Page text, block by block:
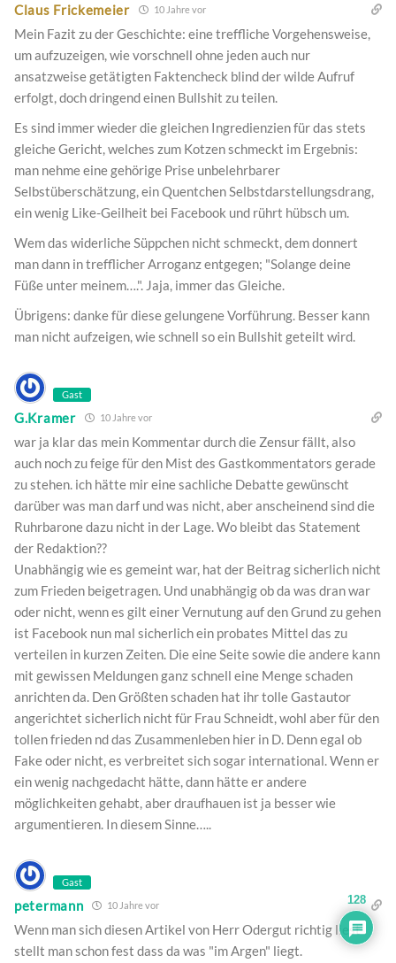
Claus Frickemeier 10 Jahre vor
Mein Fazit zu der Geschichte: eine treffliche Vorgehensweise,
um aufzuzeigen, wie vorschnell ohne jeden auch nur
ansatzweise getätigten Faktencheck blind der wilde Aufruf
erfolgt, doch dringend einen Bullshit zu teilen.
Es sind immer wieder die gleichen Ingredienzien für das stets
gleiche Gericht, welches zum Kotzen schmeckt im Ergebnis:
man nehme eine gehörige Prise unbelehrbarer
Selbstüberschätzung, ein Quentchen Selbstdarstellungsdrang,
ein wenig Like-Geilheit bei Facebook und rührt hübsch um.
Wem das widerliche Süppchen nicht schmeckt, dem donnert
man dann in trefflicher Arroganz entgegen; "Solange deine
Füße unter meinem….". Jaja, immer das Gleiche.
Übrigens: danke für diese gelungene Vorführung. Besser kann
man nicht aufzeigen, wie schnell so ein Bullshit geteilt wird.
Gast
G.Kramer 10 Jahre vor
war ja klar das mein Kommentar durch die Zensur fällt, also
auch noch zu feige für den Mist des Gastkommentators gerade
zu stehen. ich hätte mir eine sachliche Debatte gewünscht
darüber was man darf und was nicht, aber anscheinend sind die
Ruhrbarone dazu nicht in der Lage. Wo bleibt das Statement
der Redaktion??
Unabhängig wie es gemeint war, hat der Beitrag sicherlich nicht
zum Frieden beigetragen. Und unabhängig ob da was dran war
oder nicht, wenn es gilt einer Vernutung auf den Grund zu gehen
ist Facebook nun mal sicherlich ein probates Mittel das zu
verteilen in kurzen Zeiten. Die eine Seite sowie die andere kann
mit gewissen Meldungen ganz schnell eine Menge schaden
anrichten da. Den Größten schaden hat ihr tolle Gastautor
angerichtet sicherlich nicht für Frau Schneidt, wohl aber für den
tollen frieden nd das Zusammenleben hier in D. Denn egal ob
Fake oder nicht, es verbreitet sich sogar international. Wenn er
ein wenig nachgedacht hätte, dann hätte er andere
möglichkeiten gehabt, aber draufhauen ist ja besser wie
argumentieren. In diesem Sinne…..
Gast
petermann 10 Jahre vor
Wenn man sich diesen Artikel von Herr Odergut richtig liest
stellt man schon fest dass da was "im Argen" liegt.
128